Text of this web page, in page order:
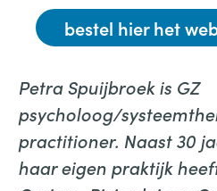
bestel hier het
Petra Spuijbroek is GZ
psycholoog/
practitioner. Naast 30
haar eigen praktijk